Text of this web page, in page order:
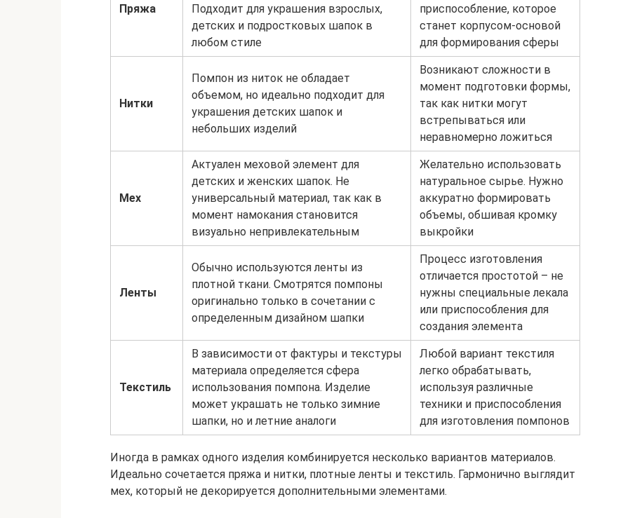
Пряжа
Подходит для украшения взрослых,
детских и подростковых шапок в
любом стиле
приспособление, которое
станет корпусом-основой
для формирования сферы
Нитки
Помпон из ниток не обладает
объемом, но идеально подходит для
украшения детских шапок и
небольших изделий
Возникают сложности в
момент подготовки формы,
так как нитки могут
встрепываться или
неравномерно ложиться
Мех
Актуален меховой элемент для
детских и женских шапок. Не
универсальный материал, так как в
момент намокания становится
визуально непривлекательным
Желательно использовать
натуральное сырье. Нужно
аккуратно формировать
объемы, обшивая кромку
выкройки
Ленты
Обычно используются ленты из
плотной ткани. Смотрятся помпоны
оригинально только в сочетании с
определенным дизайном шапки
Процесс изготовления
отличается простотой – не
нужны специальные лекала
или приспособления для
создания элемента
Текстиль
В зависимости от фактуры и текстуры
материала определяется сфера
использования помпона. Изделие
может украшать не только зимние
шапки, но и летние аналоги
Любой вариант текстиля
легко обрабатывать,
используя различные
техники и приспособления
для изготовления помпонов
Иногда в рамках одного изделия комбинируется несколько вариантов материалов.
Идеально сочетается пряжа и нитки, плотные ленты и текстиль. Гармонично выглядит
мех, который не декорируется дополнительными элементами.